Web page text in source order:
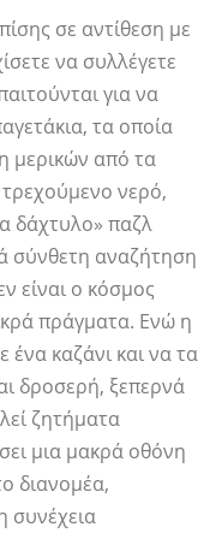
σε αντίθεση με
να συλλέγετε
για να
τα οποία
μερικών από τα
νερό,
δάχτυλο» παζλ
σύνθετη αναζήτηση
είναι ο κόσμος
πράγματα. Ενώ η
ένα καζάνι και να τα
δροσερή, ξεπερνά
ζητήματα
μια μακρά οθόνη
διανομέα,
συνέχεια